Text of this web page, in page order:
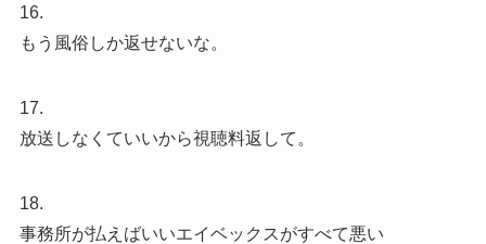
16.
もう風俗しか返せないな。
17.
放送しなくていいから視聴料返して。
18.
事務所が払えばいいエイベックスがすべて悪い